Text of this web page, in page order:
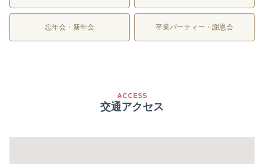
忘年会・新年会 卒業パーティー・謝恩会
ACCESS
交通アクセス